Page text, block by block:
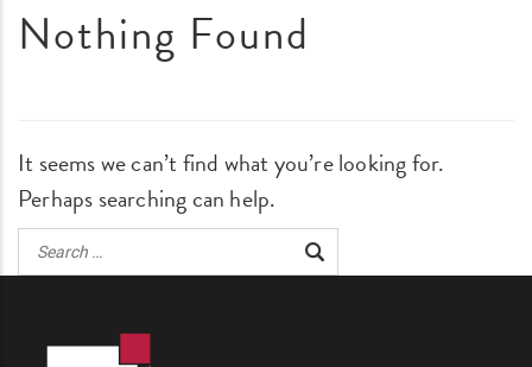
Nothing Found
It seems we can’t find what you’re looking for.
Perhaps searching can help.